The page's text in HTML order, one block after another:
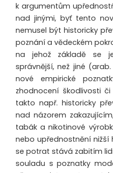
k argumentům
nad jinými, byť tento
nemusel být historicky
poznání a vědeckém
na jehož základě se
správnější, než jiné (arab.
nové empirické
zhodnocení škodlivosti
takto např. historicky
nad názorem
tabák a nikotinové
nebo upřednostnění nižší
se potrat stává zabitím
souladu s poznatky